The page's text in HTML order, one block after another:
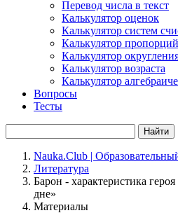
Перевод числа в текст
Калькулятор оценок
Калькулятор систем
Калькулятор пропорций
Калькулятор
Калькулятор возраста
Калькулятор
Вопросы
Тесты
Найти
Nauka.Club |
Литература
Барон - характеристика
дне»
Материалы